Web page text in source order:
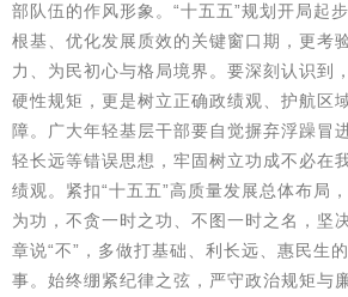
部队伍的作风形象。“十五五”规划开局起
根基、优化发展质效的关键窗口期，更考
力、为民初心与格局境界。要深刻认识到
硬性规矩，更是树立正确政绩观、护航区
障。广大年轻基层干部要自觉摒弃浮躁冒
轻长远等错误思想，牢固树立功成不必在
绩观。紧扣“十五五”高质量发展总体布局
为功，不贪一时之功、不图一时之名，坚
章说“不”，多做打基础、利长远、惠民生
事。始终绷紧纪律之弦，严守政治规矩与